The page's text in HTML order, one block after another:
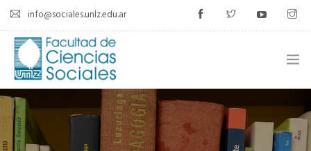
info@sociales.unlz.edu.ar
INSTITUCIONAL